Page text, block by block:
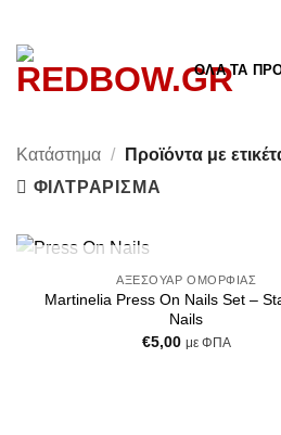
περιεχόμενο
ΌΛΑ ΤΑ
Κατάστημα /
Προϊόντα με
ΦΙΛΤΡΆΡΙΣΜΑ
+
ΕΞΑΝΤΛΗΜΈΝΟ
ΑΞΕΣΟΥΆΡ ΟΜΟΡΦΙΆΣ
Martinelia Press On Nails Set –
Nails
€5,00 με ΦΠΑ